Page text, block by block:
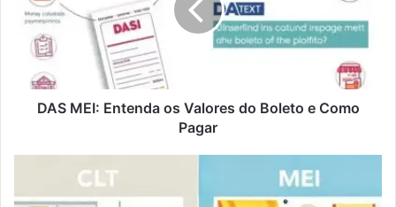
DAS MEI: Entenda os Valores do Boleto e Como
Pagar